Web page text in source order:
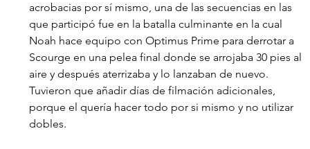
acrobacias por sí mismo, una de las secuencias en las
que participó fue en la batalla culminante en la cual
Noah hace equipo con Optimus Prime para derrotar a
Scourge en una pelea final donde se arrojaba 30 pies al
aire y después aterrizaba y lo lanzaban de nuevo.
Tuvieron que añadir días de filmación adicionales,
porque el quería hacer todo por si mismo y no utilizar
dobles.